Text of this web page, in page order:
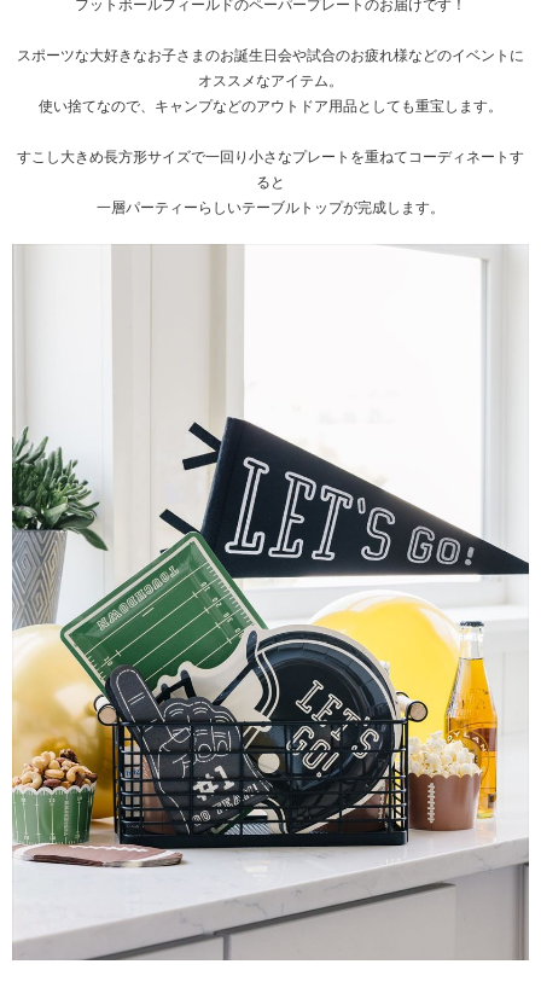
スポーツな大好きなお子さまのお誕生日会や試合のお疲れ様などのイベントに
オススメなアイテム。
使い捨てなので、キャンプなどのアウトドア用品としても重宝します。
すこし大きめ長方形サイズで一回り小さなプレートを重ねてコーディネートす
ると
一層パーティーらしいテーブルトップが完成します。